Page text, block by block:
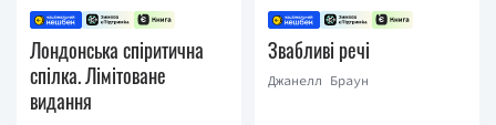
Лондонська спіритична
спілка. Лімітоване
видання
Звабливі речі
Джанелл Браун